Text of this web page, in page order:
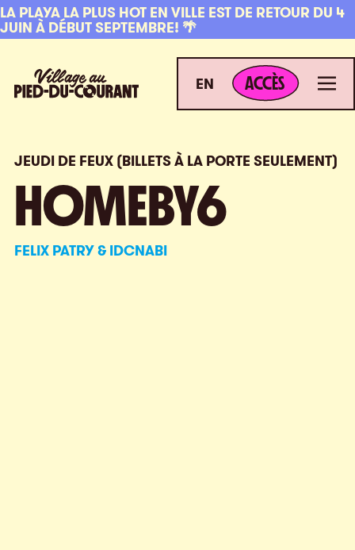
Aller à la navigation
Aller au contenu
LA PLAYA LA PLUS HOT EN VILLE EST DE RETOUR DU 4
JUIN À DÉBUT SEPTEMBRE! 🌴
Village au Pied-du-Courant
EN
ACCÈS
ACCÈS Menu
JEUDI DE FEUX (BILLETS À LA PORTE SEULEMENT)
HOMEBY6
FELIX PATRY & IDCNABI